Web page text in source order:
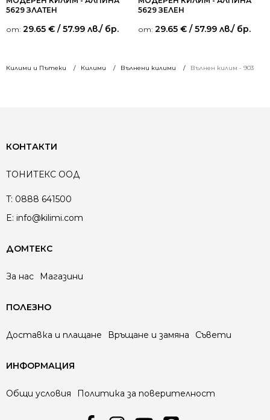
Килими и Пътеки Килими Вълнени килими Вълнен килим - 903
5629 ЗЛАТЕН
от: 29.65 € / 57.99 лв./ бр.
5629 ЗЕЛЕН
от: 29.65 € / 57.99 лв./ бр.
КОНТАКТИ
ТОНИТЕКС ООД
T: 0888 641500
E: info@kilimi.com
ДОМТЕКС
За нас Магазини
ПОЛЕЗНО
Доставка и плащане Връщане и замяна Съвети
ИНФОРМАЦИЯ
Общи условия Политика за поверителност